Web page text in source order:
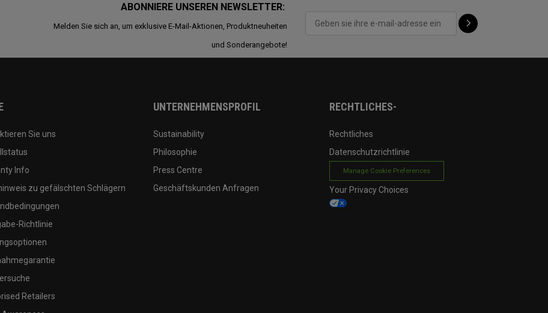
ABONNIERE UNSEREN NEWSLETTER:
Melden Sie sich an, um exklusive E-Mail-Aktionen, Produktneuheiten
und Sonderangebote!
Sie uns
Info
zu gefälschten Schlägern
Richtlinie
Retailers
UNTERNEHMENSPROFIL
Sustainability
Philosophie
Press Centre
Geschäftskunden Anfragen
RECHTLICHES-
Rechtliches
Datenschutzrichtlinie
Manage Cookie Preferences
Your Privacy Choices